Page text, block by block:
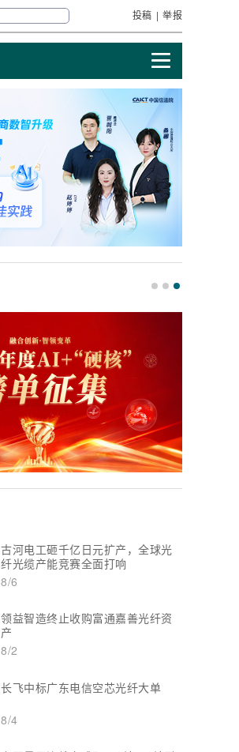
投稿 | 举报
古河电工砸千亿日元扩产，全球光
纤光缆产能竞赛全面打响
8/6
领益智造终止收购富通嘉善光纤资
产
8/2
长飞中标广东电信空芯光纤大单
8/4